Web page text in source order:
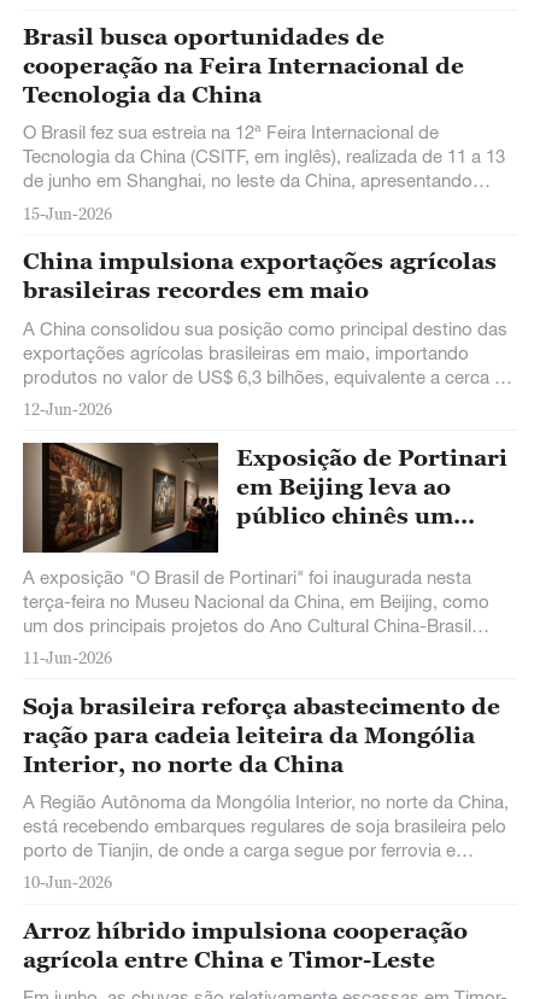
Brasil busca oportunidades de
cooperação na Feira Internacional de
Tecnologia da China
O Brasil fez sua estreia na 12ª Feira Internacional de
Tecnologia da China (CSITF, em inglês), realizada de 11 a 13
de junho em Shanghai, no leste da China, apresentando
oportunidades de cooperação com a China em áreas como
15-Jun-2026
China impulsiona exportações agrícolas
brasileiras recordes em maio
A China consolidou sua posição como principal destino das
exportações agrícolas brasileiras em maio, importando
produtos no valor de US$ 6,3 bilhões, equivalente a cerca de
40% de todas as vendas externas do setor e um aumento
feira o Ministério da Agricultura e Pecuária do Brasil.
12-Jun-2026
Exposição de Portinari
em Beijing leva ao
público chinês um
A exposição "O Brasil de Portinari" foi inaugurada nesta
terça-feira no Museu Nacional da China, em Beijing, como
um dos principais projetos do Ano Cultural China-Brasil
2026.
11-Jun-2026
Soja brasileira reforça abastecimento de
ração para cadeia leiteira da Mongólia
Interior, no norte da China
A Região Autônoma da Mongólia Interior, no norte da China,
está recebendo embarques regulares de soja brasileira pelo
porto de Tianjin, de onde a carga segue por ferrovia e
transporte frigorificado até os polos pecuários de Hohhot e
10-Jun-2026
Arroz híbrido impulsiona cooperação
agrícola entre China e Timor-Leste